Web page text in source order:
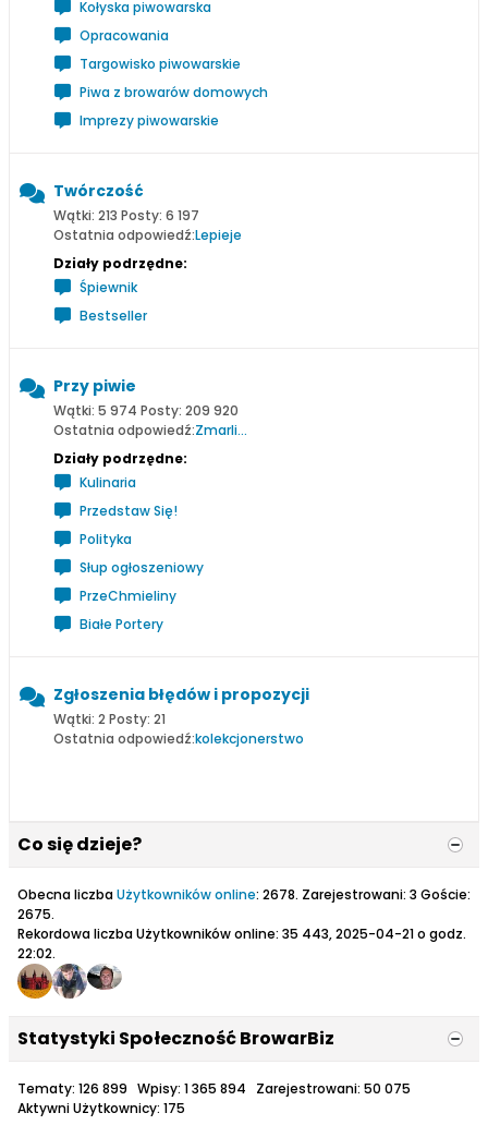
Kołyska piwowarska
Opracowania
Targowisko piwowarskie
Piwa z browarów domowych
Imprezy piwowarskie
Twórczość
Wątki: 213 Posty: 6 197
Ostatnia odpowiedź:Lepieje
Działy podrzędne:
Śpiewnik
Bestseller
Przy piwie
Wątki: 5 974 Posty: 209 920
Ostatnia odpowiedź:Zmarli...
Działy podrzędne:
Kulinaria
Przedstaw Się!
Polityka
Słup ogłoszeniowy
PrzeChmieliny
Białe Portery
Zgłoszenia błędów i propozycji
Wątki: 2 Posty: 21
Ostatnia odpowiedź:kolekcjonerstwo
Co się dzieje?
Obecna liczbaUżytkowników online: 2678. Zarejestrowani: 3 Goście:
2675.
Rekordowa liczba Użytkowników online: 35 443, 2025-04-21 o godz.
22:02.
Statystyki Społeczność BrowarBiz
Tematy: 126 899 Wpisy: 1 365 894 Zarejestrowani: 50 075
Aktywni Użytkownicy: 175